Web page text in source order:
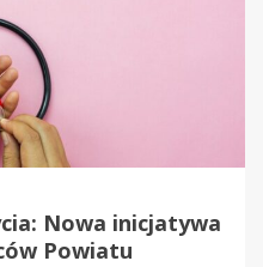
Nowa inicjatywa
Powiatu